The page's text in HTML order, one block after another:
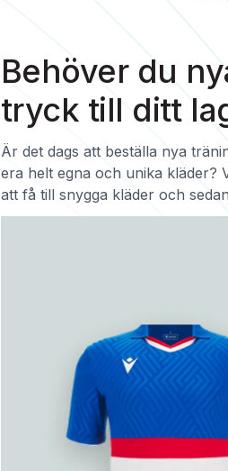
Behöver du
tryck till ditt
Är det dags att beställa nya
era helt egna och unika kläder?
att få till snygga kläder och